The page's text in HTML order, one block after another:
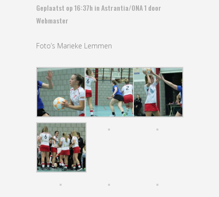
Geplaatst op 16:37h inAstrantia/ONA 1 door
Webmaster
Foto’s Marieke Lemmen